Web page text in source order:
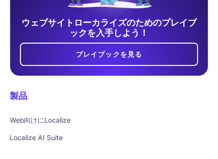
ウェブサイトローカライズのためのプレイブ
ックを入手しよう！
プレイブックを見る
製品
Web向けにLocalize
Localize AI Suite